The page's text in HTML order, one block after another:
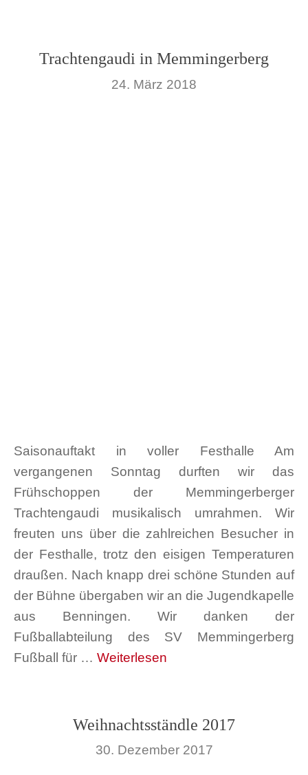
Trachtengaudi in Memmingerberg
24. März 2018
Saisonauftakt in voller Festhalle Am
vergangenen Sonntag durften wir das
Frühschoppen der Memmingerberger
Trachtengaudi musikalisch umrahmen. Wir
freuten uns über die zahlreichen Besucher in
der Festhalle, trotz den eisigen Temperaturen
draußen. Nach knapp drei schöne Stunden auf
der Bühne übergaben wir an die Jugendkapelle
aus Benningen. Wir danken der
Fußballabteilung des SV Memmingerberg
Fußball für … Weiterlesen
Weihnachtsständle 2017
30. Dezember 2017